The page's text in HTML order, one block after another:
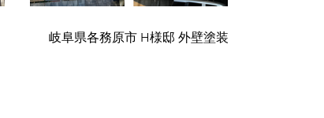
岐阜県各務原市 H様邸 外壁塗装